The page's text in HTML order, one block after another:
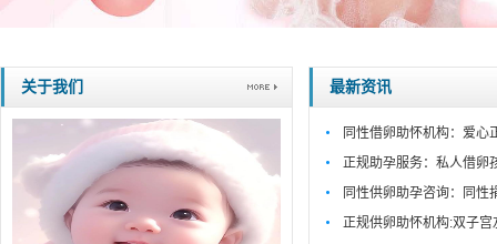
关于我们 最新资讯
同性借卵助怀机构：爱心
正规助孕服务：私人借卵
同性供卵助孕咨询：同性
正规供卵助怀机构:双子